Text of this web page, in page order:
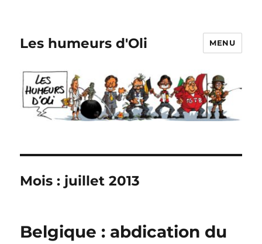
Les humeurs d'Oli MENU
Mois : juillet 2013
Belgique : abdication du